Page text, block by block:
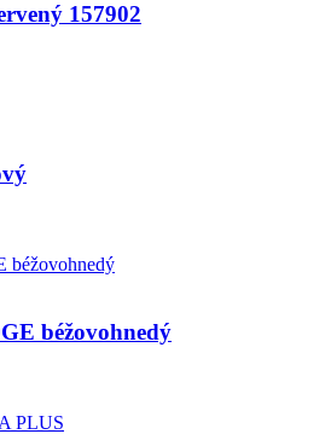
157902
béžovohnedý